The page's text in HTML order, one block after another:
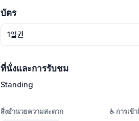
บัตร
1일권
ที่นั่งและการรับชม
Standing
สิ่งอำนวยความสะดวก
♿ การเข้